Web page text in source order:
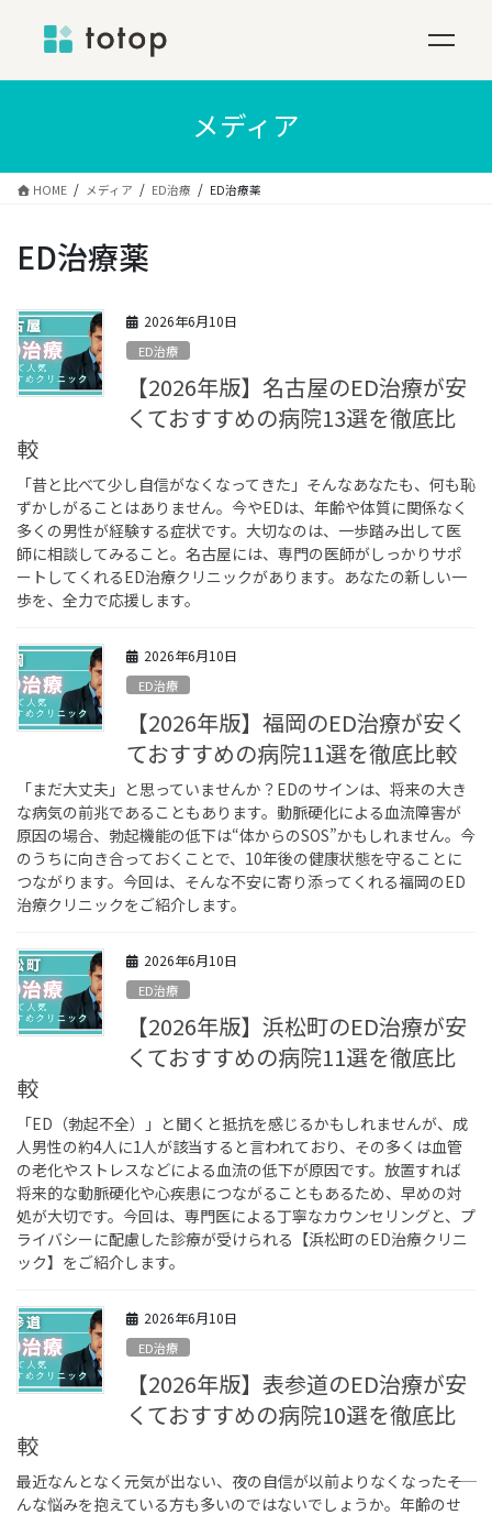
メディア
HOME メディア ED治療 ED治療薬
ED治療薬
2026年6月10日
ED治療
【2026年版】名古屋のED治療が安
くておすすめの病院13選を徹底比
較
「昔と比べて少し自信がなくなってきた」そんなあなたも、何も恥
ずかしがることはありません。今やEDは、年齢や体質に関係なく
多くの男性が経験する症状です。大切なのは、一歩踏み出して医
師に相談してみること。名古屋には、専門の医師がしっかりサポ
ートしてくれるED治療クリニックがあります。あなたの新しい一
歩を、全力で応援します。
2026年6月10日
ED治療
【2026年版】福岡のED治療が安く
ておすすめの病院11選を徹底比較
「まだ大丈夫」と思っていませんか？EDのサインは、将来の大き
な病気の前兆であることもあります。動脈硬化による血流障害が
原因の場合、勃起機能の低下は“体からのSOS”かもしれません。今
のうちに向き合っておくことで、10年後の健康状態を守ることに
つながります。今回は、そんな不安に寄り添ってくれる福岡のED
治療クリニックをご紹介します。
2026年6月10日
ED治療
【2026年版】浜松町のED治療が安
くておすすめの病院11選を徹底比
較
「ED（勃起不全）」と聞くと抵抗を感じるかもしれませんが、成
人男性の約4人に1人が該当すると言われており、その多くは血管
の老化やストレスなどによる血流の低下が原因です。放置すれば
将来的な動脈硬化や心疾患につながることもあるため、早めの対
処が大切です。今回は、専門医による丁寧なカウンセリングと、プ
ライバシーに配慮した診療が受けられる【浜松町のED治療クリニ
ック】をご紹介します。
2026年6月10日
ED治療
【2026年版】表参道のED治療が安
くておすすめの病院10選を徹底比
較
最近なんとなく元気が出ない、夜の自信が以前よりなくなった――そ
んな悩みを抱えている方も多いのではないでしょうか。年齢のせ